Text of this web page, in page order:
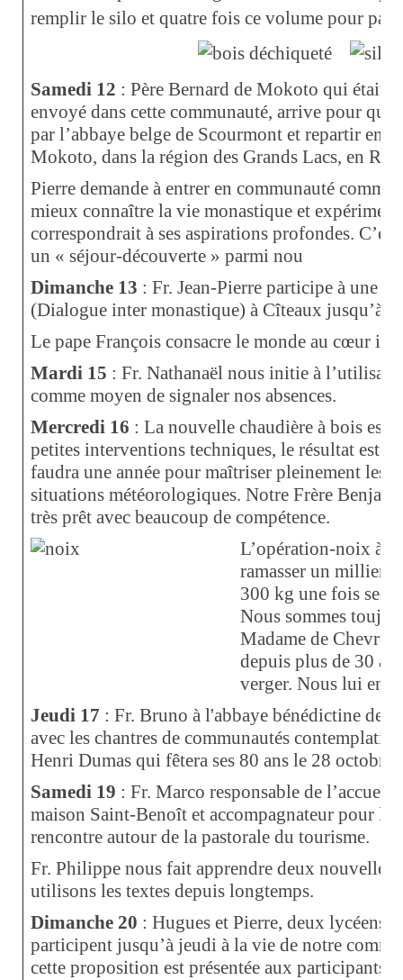
remplir le silo et quatre fois ce volume pour
Samedi 12 : Père Bernard de Mokoto qui était
envoyé dans cette communauté, arrive pour
par l’abbaye belge de Scourmont et repartir en
Mokoto, dans la région des Grands Lacs, en
Pierre demande à entrer en communauté
mieux connaître la vie monastique et
correspondrait à ses aspirations profondes.
un « séjour-découverte » parmi nou
Dimanche 13 : Fr. Jean-Pierre participe à une
(Dialogue inter monastique) à Cîteaux jusqu’à
Le pape François consacre le monde au cœur
Mardi 15 : Fr. Nathanaël nous initie à
comme moyen de signaler nos absences.
Mercredi 16 : La nouvelle chaudière à bois est
petites interventions techniques, le résultat est
faudra une année pour maîtriser pleinement les
situations météorologiques. Notre Frère
très prêt avec beaucoup de compétence.
L’opération-noix à
ramasser un millier
300 kg une fois
Nous sommes
Madame de
depuis plus de 30
verger. Nous lui en
Jeudi 17 : Fr. Bruno à l'abbaye bénédictine de
avec les chantres de communautés
Henri Dumas qui fêtera ses 80 ans le 28 octobre.
Samedi 19 : Fr. Marco responsable de l’accueil
maison Saint-Benoît et accompagnateur pour
rencontre autour de la pastorale du tourisme.
Fr. Philippe nous fait apprendre deux nouvelles
utilisons les textes depuis longtemps.
Dimanche 20 : Hugues et Pierre, deux lycéens
participent jusqu’à jeudi à la vie de notre
cette proposition est présentée aux participants à